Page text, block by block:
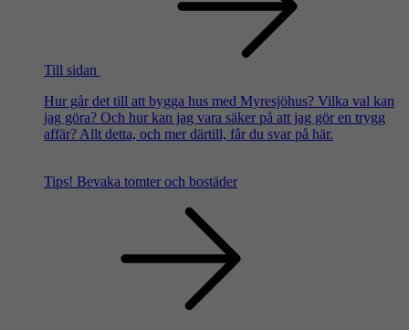
Till sidan
Hur går det till att bygga hus med Myresjöhus? Vilka val kan
jag göra? Och hur kan jag vara säker på att jag gör en trygg
affär? Allt detta, och mer därtill, får du svar på här.
Tips! Bevaka tomter och bostäder